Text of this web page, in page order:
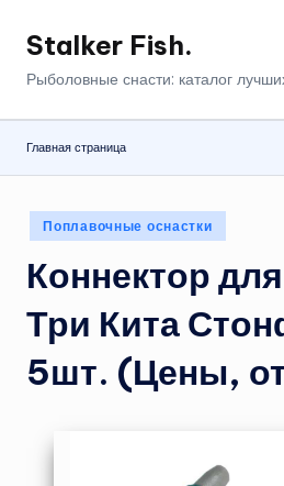
Перейти
Stalker Fish.
Рыболовные снасти: каталог
Главная страница
Опубликовано
в
Поплавочные оснастки
Коннектор
Три Кита
5шт. (Цены,